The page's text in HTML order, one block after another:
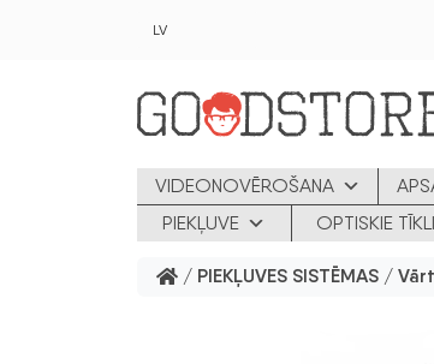
LV
VIDEONOVĒROŠANA
PIEKĻUVE
OPTISKIE TĪKLI
/ PIEKĻUVES SISTĒMAS /